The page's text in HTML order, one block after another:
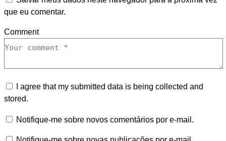
que eu comentar.
Comment
I agree that my submitted data is being collected and
stored.
Notifique-me sobre novos comentários por e-mail.